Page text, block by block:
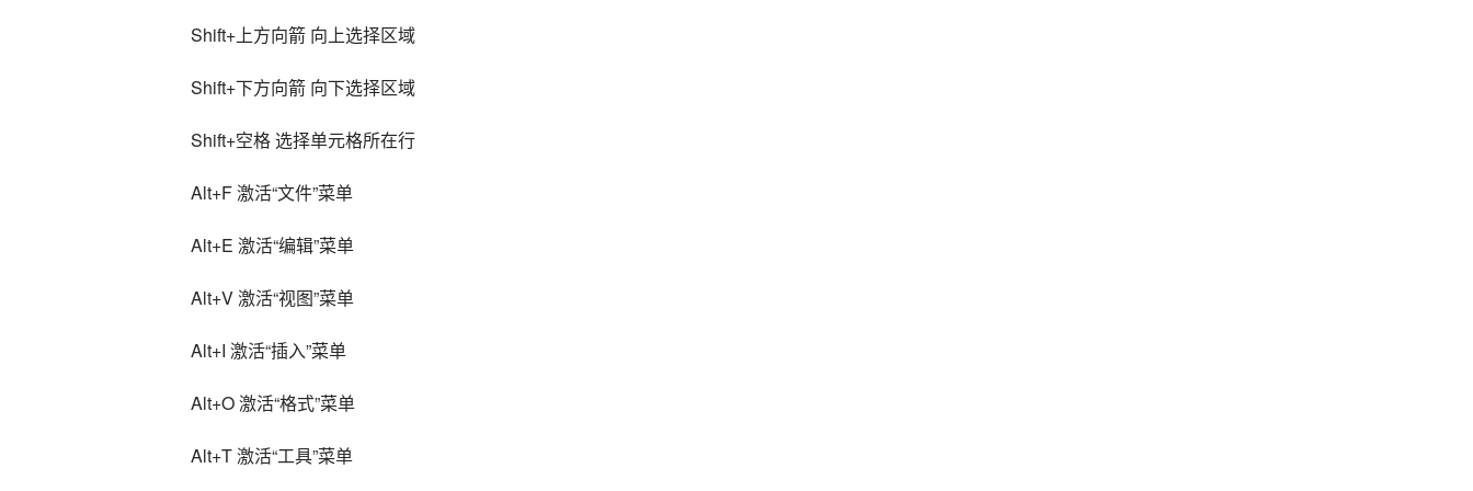
Shift+上方向箭 向上选择区域
Shift+下方向箭 向下选择区域
Shift+空格 选择单元格所在行
Alt+F 激活“文件”菜单
Alt+E 激活“编辑”菜单
Alt+V 激活“视图”菜单
Alt+I 激活“插入”菜单
Alt+O 激活“格式”菜单
Alt+T 激活“工具”菜单